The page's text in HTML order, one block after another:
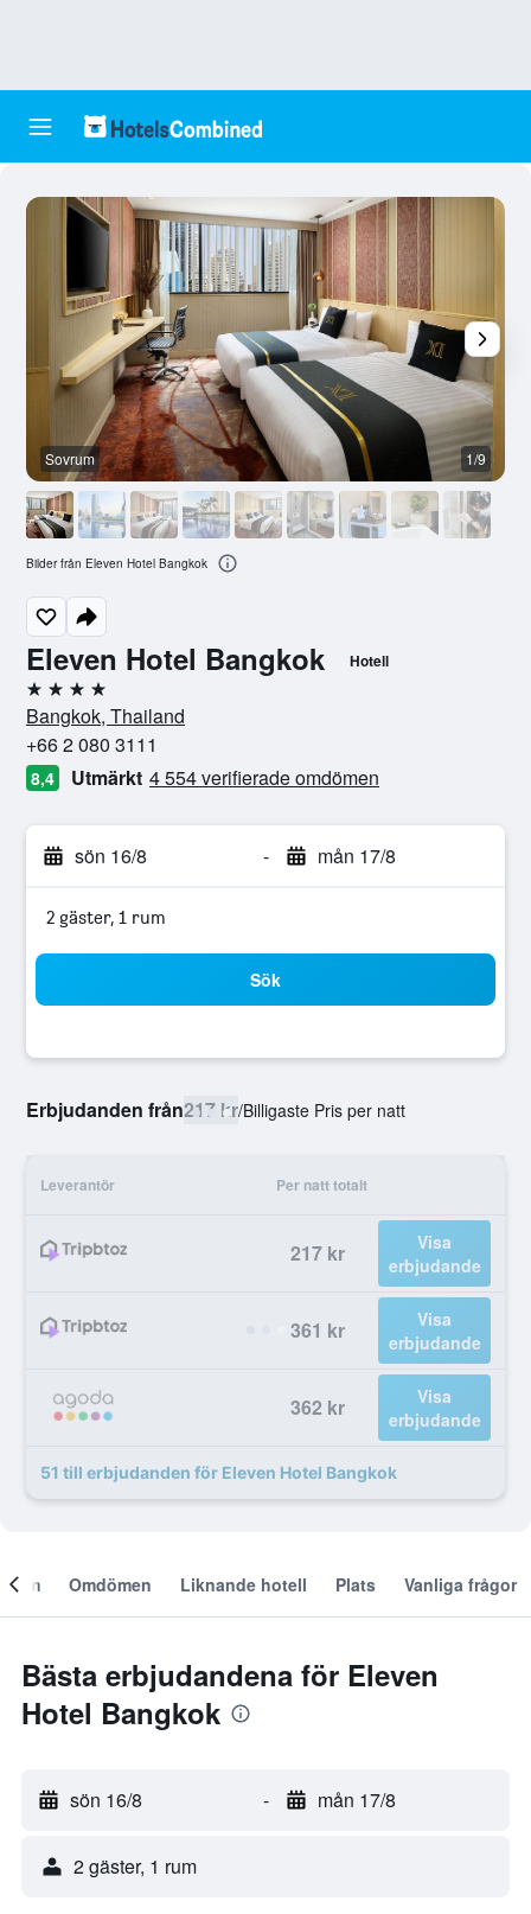
Eleven Hotel Bangkok Hotell
4 stjärnor
Bangkok, Thailand
+66 2 080 3111
8,4 Utmärkt 4 554 verifierade omdömen
sön 16/8 - mån 17/8
2 gäster, 1 rum
Sök
Erbjudanden från217 kr/Billigaste Pris per natt
Leverantör Per natt totalt
217 kr
Visa
erbjudande
361 kr
Visa
erbjudande
362 kr
Visa
erbjudande
51 till erbjudanden för Eleven Hotel Bangkok
Sovrum 1/9
Bilder från Eleven Hotel Bangkok
Om Omdömen Liknande hotell Plats Vanliga frågor
Bästa erbjudandena för Eleven
Hotel Bangkok
sön 16/8 - mån 17/8
2 gäster, 1 rum